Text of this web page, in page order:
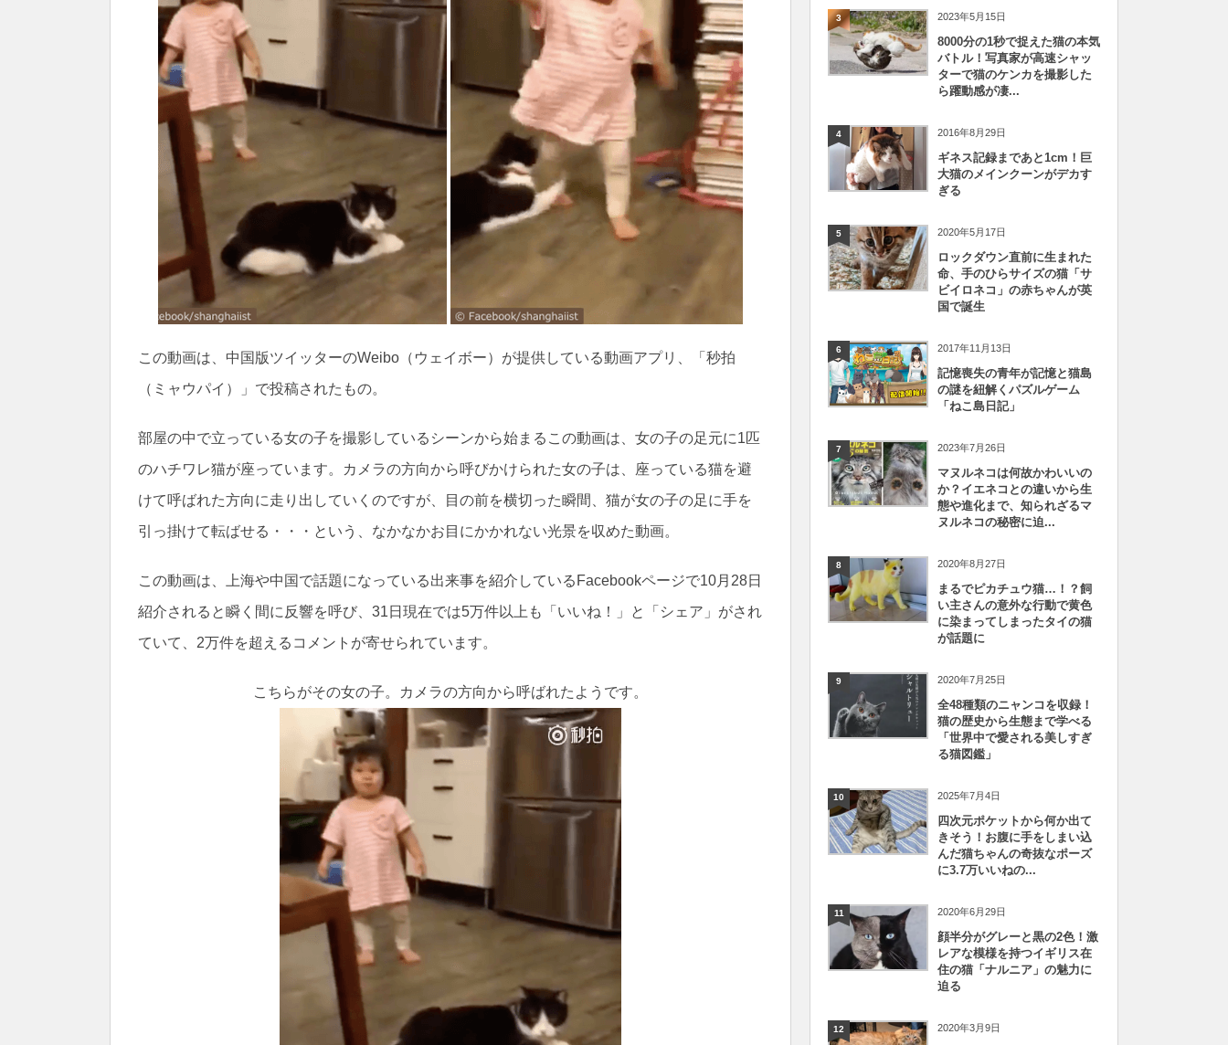
この動画は、中国版ツイッターのWeibo（ウェイボー）が提供している動画アプリ、「秒拍
（ミャウパイ）」で投稿されたもの。
部屋の中で立っている女の子を撮影しているシーンから始まるこの動画は、女の子の足元に1匹
のハチワレ猫が座っています。カメラの方向から呼びかけられた女の子は、座っている猫を避
けて呼ばれた方向に走り出していくのですが、目の前を横切った瞬間、猫が女の子の足に手を
引っ掛けて転ばせる・・・という、なかなかお目にかかれない光景を収めた動画。
この動画は、上海や中国で話題になっている出来事を紹介しているFacebookページで10月28日
紹介されると瞬く間に反響を呼び、31日現在では5万件以上も「いいね！」と「シェア」がされ
ていて、2万件を超えるコメントが寄せられています。
こちらがその女の子。カメラの方向から呼ばれたようです。
3 2023年5月15日
8000分の1秒で捉えた猫の本気
バトル！写真家が高速シャッ
ターで猫のケンカを撮影した
ら躍動感が凄...
4 2016年8月29日
ギネス記録まであと1cm！巨
大猫のメインクーンがデカす
ぎる
5 2020年5月17日
ロックダウン直前に生まれた
命、手のひらサイズの猫「サ
ビイロネコ」の赤ちゃんが英
国で誕生
6 2017年11月13日
記憶喪失の青年が記憶と猫島
の謎を紐解くパズルゲーム
「ねこ島日記」
7 2023年7月26日
マヌルネコは何故かわいいの
か？イエネコとの違いから生
態や進化まで、知られざるマ
ヌルネコの秘密に迫...
8 2020年8月27日
まるでピカチュウ猫…！？飼
い主さんの意外な行動で黄色
に染まってしまったタイの猫
が話題に
9 2020年7月25日
全48種類のニャンコを収録！
猫の歴史から生態まで学べる
「世界中で愛される美しすぎ
る猫図鑑」
10 2025年7月4日
四次元ポケットから何か出て
きそう！お腹に手をしまい込
んだ猫ちゃんの奇抜なポーズ
に3.7万いいねの...
11 2020年6月29日
顔半分がグレーと黒の2色！激
レアな模様を持つイギリス在
住の猫「ナルニア」の魅力に
迫る
12 2020年3月9日